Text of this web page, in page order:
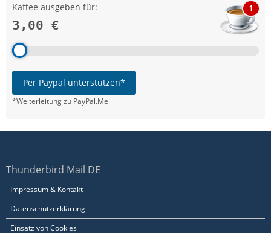
Kaffee ausgeben für:
3,00 €
1
Per Paypal unterstützen*
*Weiterleitung zu PayPal.Me
Thunderbird Mail DE
Impressum & Kontakt
Datenschutzerklärung
Einsatz von Cookies